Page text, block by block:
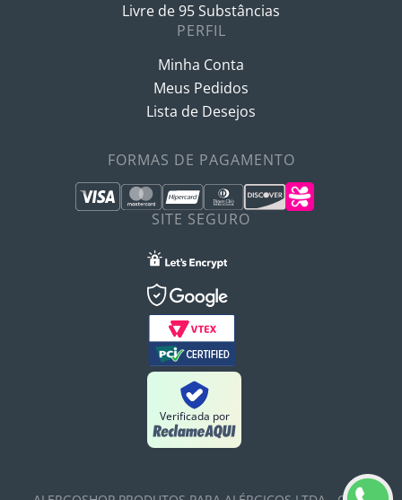
Livre de 95 Substâncias
PERFIL
Minha Conta
Meus Pedidos
Lista de Desejos
FORMAS DE PAGAMENTO
SITE SEGURO
Verificada por